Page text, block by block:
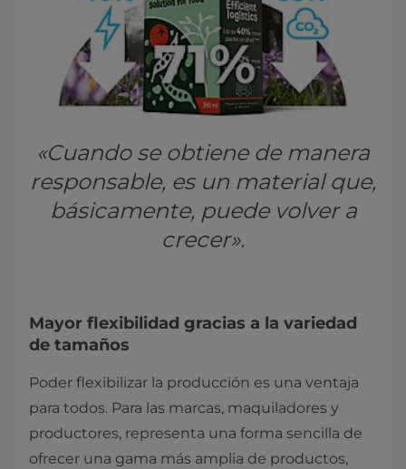
«Cuando se obtiene de manera
responsable, es un material que,
básicamente, puede volver a
crecer».
Mayor flexibilidad gracias a la variedad
de tamaños
Poder flexibilizar la producción es una ventaja
para todos. Para las marcas, maquiladores y
productores, representa una forma sencilla de
ofrecer una gama más amplia de productos,